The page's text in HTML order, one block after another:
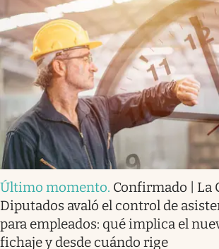
Último momento. Confirmado | La
Diputados avaló el control de
para empleados: qué implica el
fichaje y desde cuándo rige